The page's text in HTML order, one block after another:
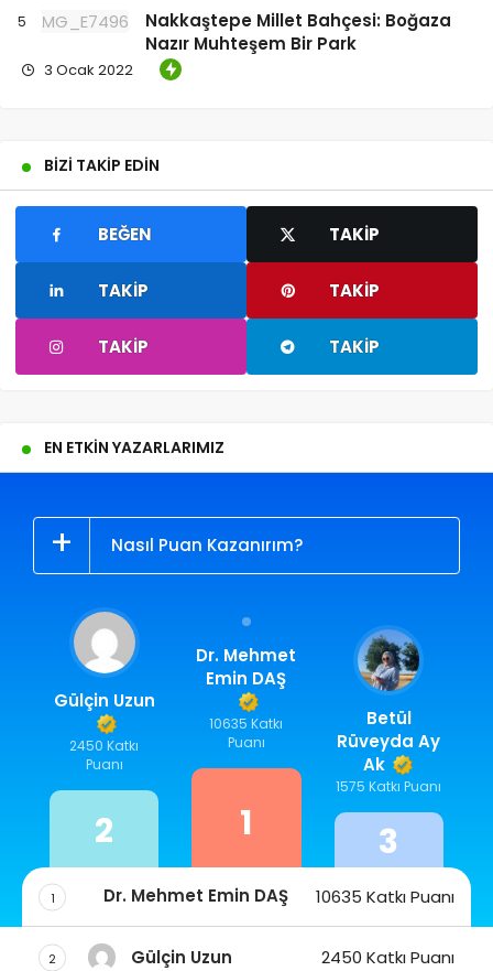
Nakkaştepe Millet Bahçesi: Boğaza
Nazır Muhteşem Bir Park
3 Ocak 2022
BIZI TAKIP EDIN
BEĞEN TAKIP
TAKIP TAKIP
TAKIP TAKIP
EN ETKIN YAZARLARIMIZ
Nasıl Puan Kazanırım?
Dr. Mehmet
Emin DAŞ
10635 Katkı
Puanı
1
Gülçin Uzun
2450 Katkı
Puanı
2
Betül
Rüveyda Ay
Ak
1575 Katkı Puanı
3
1 Dr. Mehmet Emin DAŞ 10635 Katkı Puanı
2 Gülçin Uzun 2450 Katkı Puanı